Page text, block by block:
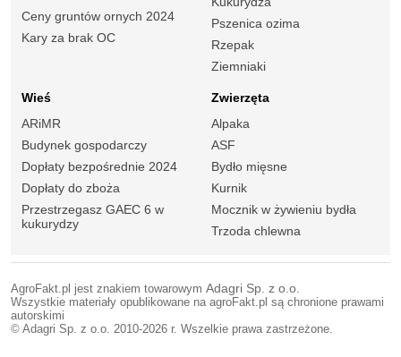
Ceny gruntów ornych 2024
Kary za brak OC
Pszenica ozima
Rzepak
Ziemniaki
Wieś
ARiMR
Budynek gospodarczy
Dopłaty bezpośrednie 2024
Dopłaty do zboża
Przestrzegasz GAEC 6 w
kukurydzy
Zwierzęta
Alpaka
ASF
Bydło mięsne
Kurnik
Mocznik w żywieniu bydła
Trzoda chlewna
AgroFakt.pl jest znakiem towarowym Adagri Sp. z o.o.
Wszystkie materiały opublikowane na agroFakt.pl są chronione prawami
autorskimi
© Adagri Sp. z o.o. 2010-2026 r. Wszelkie prawa zastrzeżone.